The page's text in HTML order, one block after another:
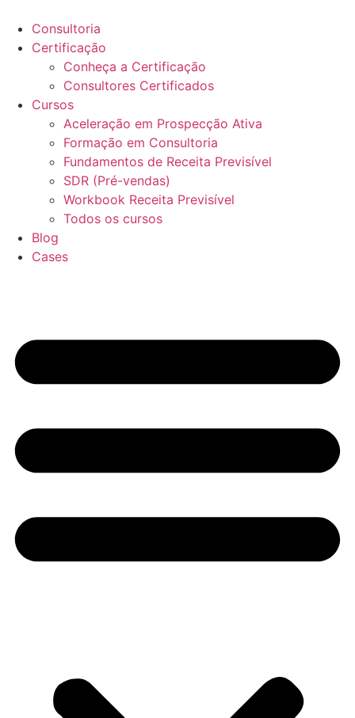
para
conteúdo
Consultoria
Certificação
Conheça a Certificação
Consultores Certificados
Cursos
Aceleração em Prospecção Ativa
Formação em Consultoria
Fundamentos de Receita Previsível
SDR (Pré-vendas)
Workbook Receita Previsível
Todos os cursos
Blog
Cases